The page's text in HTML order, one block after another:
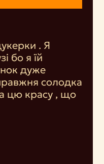
. Я
бо я їй
дуже
солодка
цю красу , що